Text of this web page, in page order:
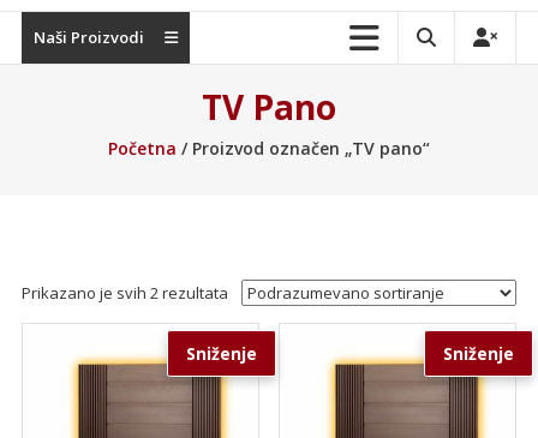
Naši Proizvodi
TV Pano
Početna / Proizvod označen „TV pano“
Prikazano je svih 2 rezultata
Sniženje Sniženje